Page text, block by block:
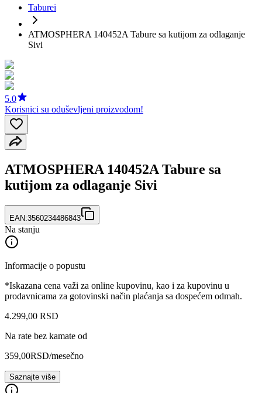
Taburei
ATMOSPHERA 140452A Tabure sa kutijom za odlaganje
Sivi
5.0
Korisnici su oduševljeni proizvodom!
ATMOSPHERA 140452A Tabure sa
kutijom za odlaganje Sivi
EAN:3560234486843
Na stanju
Informacije o popustu
*Iskazana cena važi za online kupovinu, kao i za kupovinu u
prodavnicama za gotovinski način plaćanja sa dospećem odmah.
4.299,00 RSD
Na rate bez kamate od
359,00RSD/mesečno
Saznajte više